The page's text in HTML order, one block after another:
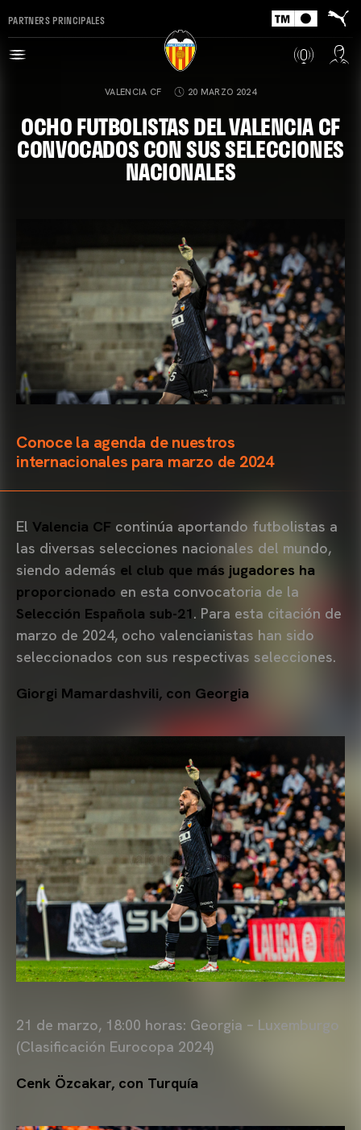
PARTNERS PRINCIPALES
VALENCIA CF 20 MARZO 2024
OCHO FUTBOLISTAS DEL VALENCIA CF
CONVOCADOS CON SUS SELECCIONES
NACIONALES
Conoce la agenda de nuestros
internacionales para marzo de 2024
El Valencia CF continúa aportando futbolistas a
las diversas selecciones nacionales del mundo,
siendo además el club que más jugadores ha
proporcionado en esta convocatoria de la
Selección Española sub-21. Para esta citación de
marzo de 2024, ocho valencianistas han sido
seleccionados con sus respectivas selecciones.
Giorgi Mamardashvili, con Georgia
21 de marzo, 18:00 horas: Georgia – Luxemburgo
(Clasificación Eurocopa 2024)
Cenk Özcakar, con Turquía